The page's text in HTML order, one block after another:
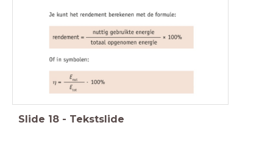
Slide 18 - Tekstslide